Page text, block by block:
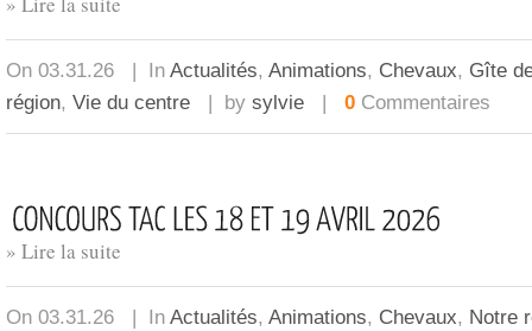
On 03.31.26 | In Actualités, Animations, Chevaux, Gîte
région, Vie du centre | by sylvie | 0 Commentaires
» Lire la suite
On 03.31.26 | In Actualités, Animations, Chevaux, Notre